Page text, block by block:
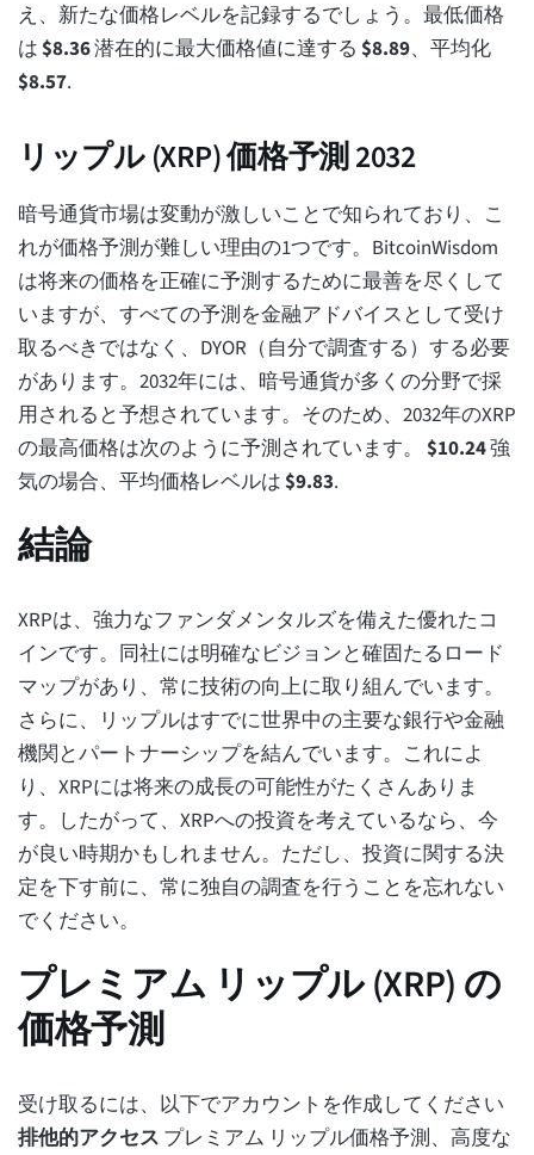
え、新たな価格レベルを記録するでしょう。最低価格
は$8.36潜在的に最大価格値に達する $8.89、平均化
$8.57.
リップル (XRP) 価格予測 2032
暗号通貨市場は変動が激しいことで知られており、こ
れが価格予測が難しい理由の1つです。BitcoinWisdom
は将来の価格を正確に予測するために最善を尽くして
いますが、すべての予測を金融アドバイスとして受け
取るべきではなく、DYOR（自分で調査する）する必要
があります。2032年には、暗号通貨が多くの分野で採
用されると予想されています。そのため、2032年のXRP
の最高価格は次のように予測されています。 $10.24強
気の場合、平均価格レベルは$9.83.
結論
XRPは、強力なファンダメンタルズを備えた優れたコ
インです。同社には明確なビジョンと確固たるロード
マップがあり、常に技術の向上に取り組んでいます。
さらに、リップルはすでに世界中の主要な銀行や金融
機関とパートナーシップを結んでいます。これによ
り、XRPには将来の成長の可能性がたくさんありま
す。したがって、XRPへの投資を考えているなら、今
が良い時期かもしれません。ただし、投資に関する決
定を下す前に、常に独自の調査を行うことを忘れない
でください。
プレミアム リップル (XRP) の
価格予測
受け取るには、以下でアカウントを作成してください
排他的アクセス プレミアム リップル価格予測、高度な